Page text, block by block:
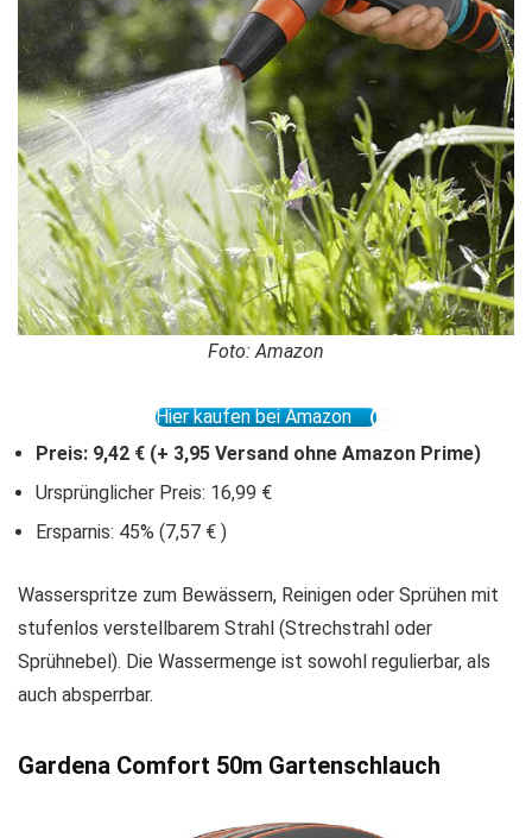
Foto: Amazon
Hier kaufen bei Amazon
Preis: 9,42 € (+ 3,95 Versand ohne Amazon Prime)
Ursprünglicher Preis: 16,99 €
Ersparnis: 45% (7,57 € )
Wasserspritze zum Bewässern, Reinigen oder Sprühen mit
stufenlos verstellbarem Strahl (Strechstrahl oder
Sprühnebel). Die Wassermenge ist sowohl regulierbar, als
auch absperrbar.
Gardena Comfort 50m Gartenschlauch